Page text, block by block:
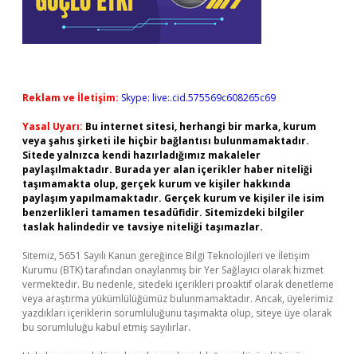
Reklam ve İletişim: Skype: live:.cid.575569c608265c69
Yasal Uyarı: Bu internet sitesi, herhangi bir marka, kurum
veya şahıs şirketi ile hiçbir bağlantısı bulunmamaktadır.
Sitede yalnızca kendi hazırladığımız makaleler
paylaşılmaktadır. Burada yer alan içerikler haber niteliği
taşımamakta olup, gerçek kurum ve kişiler hakkında
paylaşım yapılmamaktadır. Gerçek kurum ve kişiler ile isim
benzerlikleri tamamen tesadüfidir. Sitemizdeki bilgiler
taslak halindedir ve tavsiye niteliği taşımazlar.
Sitemiz, 5651 Sayılı Kanun gereğince Bilgi Teknolojileri ve İletişim
Kurumu (BTK) tarafından onaylanmış bir Yer Sağlayıcı olarak hizmet
vermektedir. Bu nedenle, sitedeki içerikleri proaktif olarak denetleme
veya araştırma yükümlülüğümüz bulunmamaktadır. Ancak, üyelerimiz
yazdıkları içeriklerin sorumluluğunu taşımakta olup, siteye üye olarak
bu sorumluluğu kabul etmiş sayılırlar.